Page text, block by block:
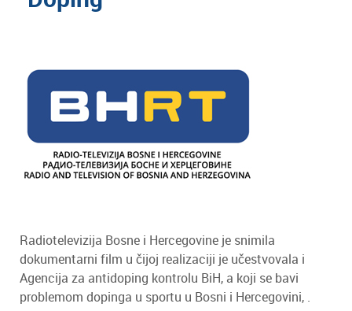
Radiotelevizija Bosne i Hercegovine je snimila
dokumentarni film u čijoj realizaciji je učestvovala i
Agencija za antidoping kontrolu BiH, a koji se bavi
problemom dopinga u sportu u Bosni i Hercegovini, .